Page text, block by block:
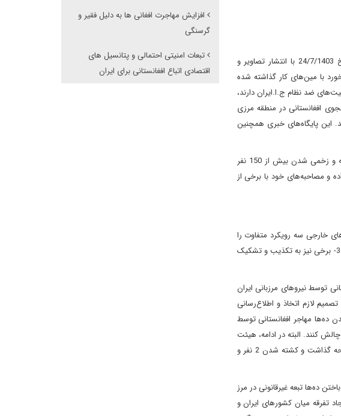
برخی پایگاه‌ها و رسانه‌های خبری معاند ج.ا.ایران ازجمله «صدای بلوچستان»، «رصد بلوچستان» و «افغان اینترنشنال» در تاریخ 24/7/1403 با انتشار تصاویر و
شدند که تعدادی از مهاجرین افغانستانی در تاریخ 23/07/1403 در نتیجه برخورد با مین‌های کار گذاشته شده
ضد نظام ج.ا.ایران دارند،
فیلم‌های جعلی دیگری عنوان داشتند که در شامگاه 22/07/1403 نیروهای نظامی ج.ا.ایران به سوی 300 پناهجوی افغانستانی در منطقه مرزی
کشته و زخمی شده و تنها 70 نفر از آنها زنده مانده‌اند. این پایگاه‌های خبری همچنین
انتشار اخبار کذب پیرامون موضوع مهاجرین افغانستانی و ج.ا.ایران، به موارد فوق محدود نشد و مجدداً رسانه‌های معاند از کشته و زخمی شدن بیش از 150 نفر
و مصاحبه‌های خود با برخی از
خارجی سه رویکرد متفاوت را
اتخاذ کردند: 1- برخی بدون اطلاع از صحت و سقم این خبر، اقدام ایران محکوم کردند. 2- برخی حکومت طالبان را مقصر دانستند. 3- برخی نیز به تکذیب و تشکیک
توسط نیروهای مرزبانی ایران
لازم اتخاذ و اطلاع‌رسانی
مهاجر افغانستانی توسط
کنند. البته در ادامه، هیئت
حقیقت‌یاب طالبان در تاریخ 10 آبان با انتشار گزارشی بر ادعای تیراندازی و انفجار مین علیه مهاجران افغانستانی در مرز ایران صحه گذاشت و کشته شدن 2 نفر و
ده‌ها تبعه غیرقانونی در مرز
تفرقه میان کشورهای ایران و
افزایش مهاجرت افغانی ها به دلیل فقیر و
گرسنگی
تبعات امنیتی احتمالی و پتانسیل های
اقتصادی اتباع افغانستانی برای ایران